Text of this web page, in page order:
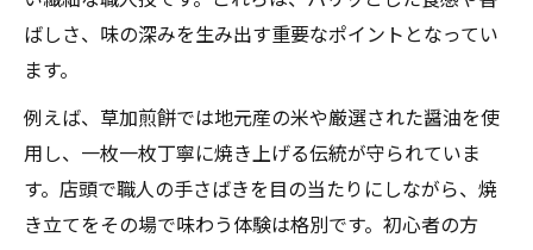
ばしさ、味の深みを生み出す重要なポイントとなってい
ます。
例えば、草加煎餅では地元産の米や厳選された醤油を使
用し、一枚一枚丁寧に焼き上げる伝統が守られていま
す。店頭で職人の手さばきを目の当たりにしながら、焼
き立てをその場で味わう体験は格別です。初心者の方